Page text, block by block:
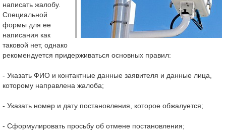
написать жалобу.
Специальной
формы для ее
написания как
таковой нет, однако
рекомендуется придерживаться основных правил:
- Указать ФИО и контактные данные заявителя и данные лица,
которому направлена жалоба;
- Указать номер и дату постановления, которое обжалуется;
- Сформулировать просьбу об отмене постановления;